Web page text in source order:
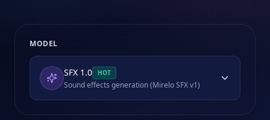
MODEL
SFX 1.0 HOT
Sound effects generation (Mirelo SFX v1)